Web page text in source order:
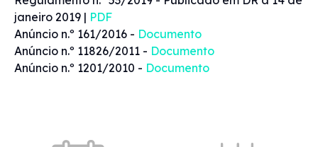
janeiro 2019 | PDF
Anúncio n.º 161/2016 - Documento
Anúncio n.º 11826/2011 - Documento
Anúncio n.º 1201/2010 - Documento